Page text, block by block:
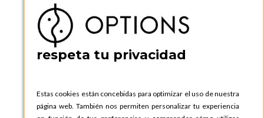
08130 Santa Perpetua de Moguda, Barcelona
ESPAñA
Teléfono:
+34 935 724 041
OPTIONS BARCELONA SHOWROOM
ESPAñA
Teléfono:+34 935 724 041
respeta tu privacidad
Estas cookies están concebidas para optimizar el uso de nuestra
página web. También nos permiten personalizar tu experiencia